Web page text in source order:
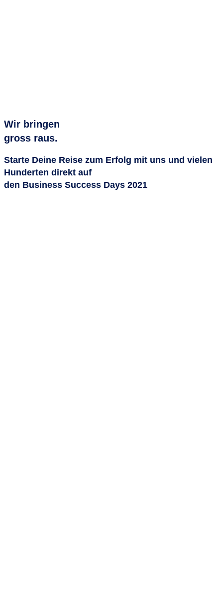
Wir bringen
gross raus.
Starte Deine Reise zum Erfolg mit uns und vielen
Hunderten direkt auf
den Business Success Days 2021